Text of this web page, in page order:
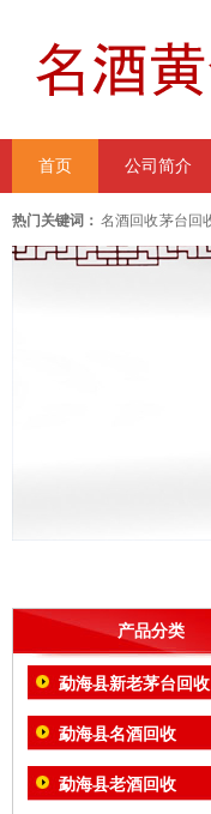
首页 公司简介
热门关键词： 名酒回收 茅台回
产品分类
勐海县新老茅台回收
勐海县名酒回收
勐海县老酒回收